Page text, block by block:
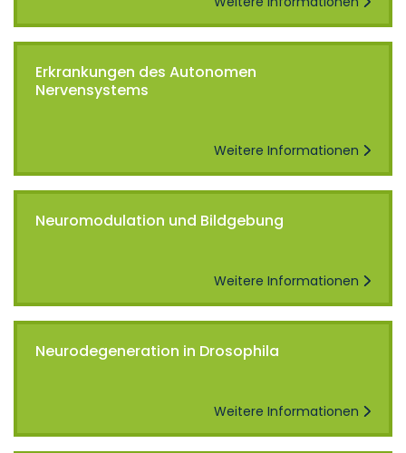
Erkrankungen des Autonomen
Nervensystems
Weitere Informationen
Neuromodulation und Bildgebung
Weitere Informationen
Neurodegeneration in Drosophila
Weitere Informationen